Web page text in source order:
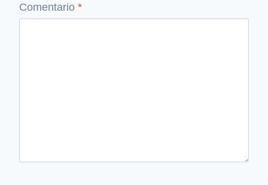
Comentario *